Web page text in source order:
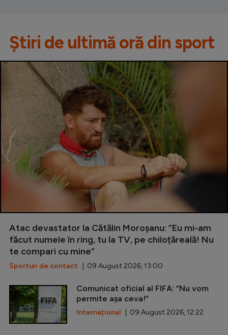
Știri de ultimă oră din sport
Atac devastator la Cătălin Moroșanu: ”Eu mi-am
făcut numele în ring, tu la TV, pe chiloțăreală! Nu
te compari cu mine”
Sporturi de contact | 09 August 2026, 13:00
Comunicat oficial al FIFA: ”Nu vom
permite așa ceva!”
Internațional | 09 August 2026, 12:22